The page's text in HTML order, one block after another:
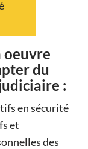
oeuvre
du
:
en sécurité
et
des